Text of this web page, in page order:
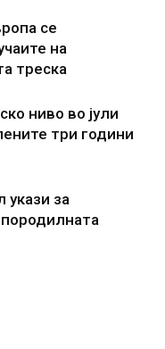
се
на
треска
ниво во јули
три години
за